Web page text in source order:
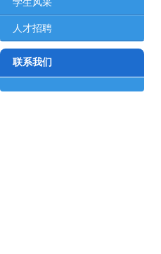
人才招聘
联系我们